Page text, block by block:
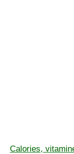
Calories,